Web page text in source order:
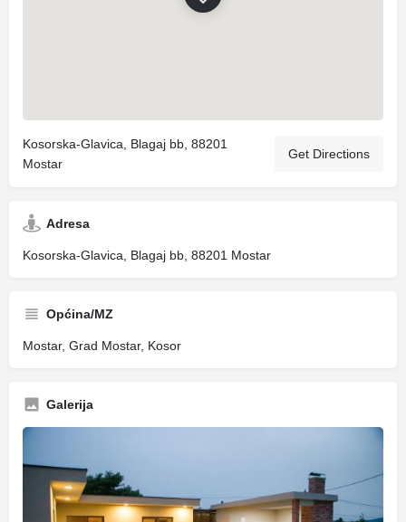
Kosorska-Glavica, Blagaj bb, 88201
Mostar
Get Directions
Adresa
Kosorska-Glavica, Blagaj bb, 88201 Mostar
Općina/MZ
Mostar, Grad Mostar, Kosor
Galerija